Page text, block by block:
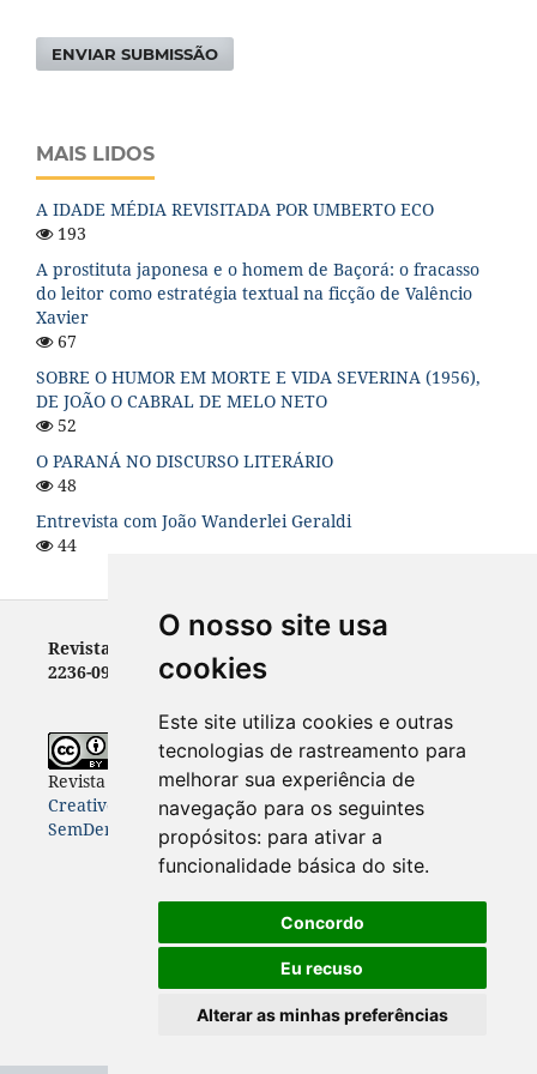
O nosso site usa
cookies
Este site utiliza cookies e outras
tecnologias de rastreamento para
melhorar sua experiência de
navegação para os seguintes
propósitos: para ativar a
funcionalidade básica do site.
Concordo
Eu recuso
Alterar as minhas preferências
ENVIAR SUBMISSÃO
MAIS LIDOS
A IDADE MÉDIA REVISITADA POR UMBERTO ECO
193
A prostituta japonesa e o homem de Baçorá: o fracasso
do leitor como estratégia textual na ficção de Valêncio
Xavier
67
SOBRE O HUMOR EM MORTE E VIDA SEVERINA (1956),
DE JOÃO O CABRAL DE MELO NETO
52
O PARANÁ NO DISCURSO LITERÁRIO
48
Entrevista com João Wanderlei Geraldi
44
Revista Letras - ISSN 0100-0888 (versão impressa) e
2236-0999 (versão eletrônica)
Revista Letrasestá licenciada com uma Licença
Creative Commons Atribuição-NãoComercial-
SemDerivações 4.0 Internacional .